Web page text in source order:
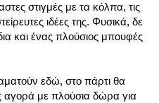
στιγμές με τα κόλπα, τις
ιδέες της. Φυσικά, δε
και ένας πλούσιος μπουφές
εδώ, στο πάρτι θα
αγορά με πλούσια δώρα για